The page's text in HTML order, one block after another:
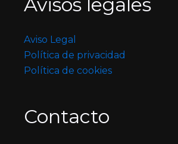
Avisos legales
Aviso Legal
Política de privacidad
Política de cookies
Contacto